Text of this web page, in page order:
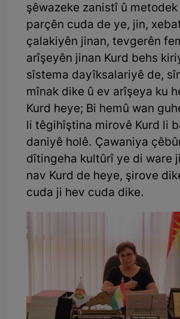
şêwazeke zanistî û
parçên cuda de ye, jin,
çalakiyên jinan, tevgerên
arîşeyên jinan Kurd behs
sîstema dayîksalariyê de,
mînak dike û ev arîşeya ku
Kurd heye; Bi hemû wan
li têgihîştina mirovê Kurd li
daniyê holê. Çawaniya
dîtingeha kultûrî ye di ware
nav Kurd de heye, şirove
cuda ji hev cuda dike.